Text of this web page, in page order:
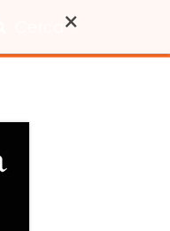
×
Cerca ...